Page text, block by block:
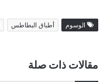
الوسوم أطباق البطاطس
مقالات ذات صلة